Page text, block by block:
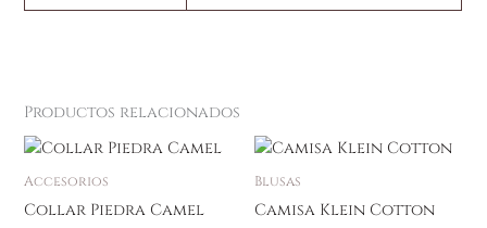
Productos relacionados
Accesorios
Collar Piedra Camel
Blusas
Camisa Klein Cotton